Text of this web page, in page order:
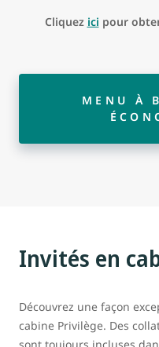
Cliquez ici pour
MENU À
Invités en
Découvrez une façon
cabine Privilège. Des